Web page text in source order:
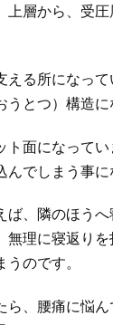
上層から、受
える所になっ
とつ）構造に
ト面になってい
でしまう事に
ば、隣のほう
無理に寝返り
のです。
ら、腰痛に悩